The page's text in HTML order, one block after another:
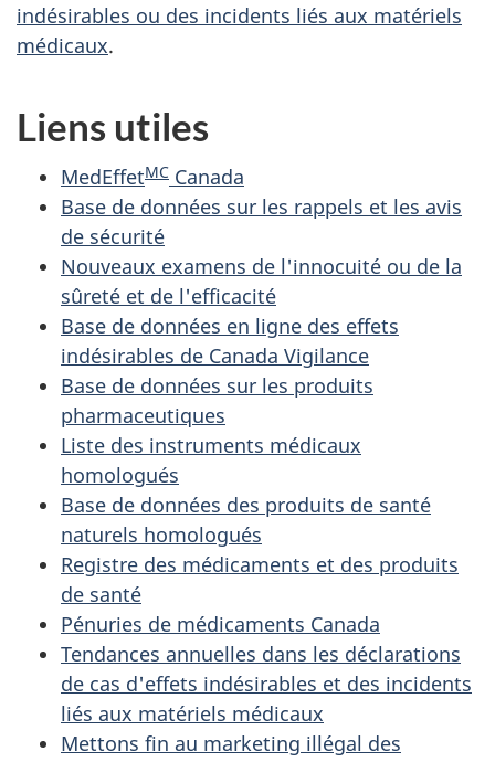
indésirables ou des incidents liés aux matériels
médicaux.
Liens utiles
MedEffetMC Canada
Base de données sur les rappels et les avis
de sécurité
Nouveaux examens de l'innocuité ou de la
sûreté et de l'efficacité
Base de données en ligne des effets
indésirables de Canada Vigilance
Base de données sur les produits
pharmaceutiques
Liste des instruments médicaux
homologués
Base de données des produits de santé
naturels homologués
Registre des médicaments et des produits
de santé
Pénuries de médicaments Canada
Tendances annuelles dans les déclarations
de cas d'effets indésirables et des incidents
liés aux matériels médicaux
Mettons fin au marketing illégal des